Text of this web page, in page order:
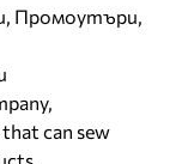
Промоутъри,
can sew